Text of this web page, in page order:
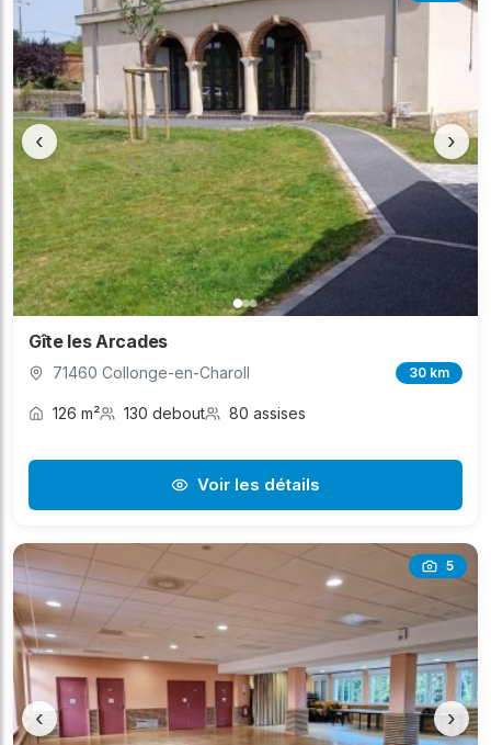
‹ ›
Gîte les Arcades
71460 Collonge-en-Charoll 30 km
126 m² 130 debout 80 assises
Voir les détails
5
‹ ›